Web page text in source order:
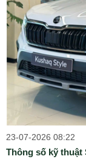
23-07-2026 08:22
Thông số kỹ